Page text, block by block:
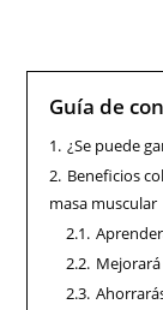
Guía de
1. ¿Se puede
2. Beneficios
masa muscular
2.1.
2.2.
2.3.